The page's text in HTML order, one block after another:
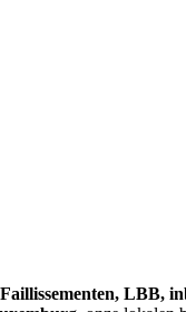
Faillissementen, LBB,